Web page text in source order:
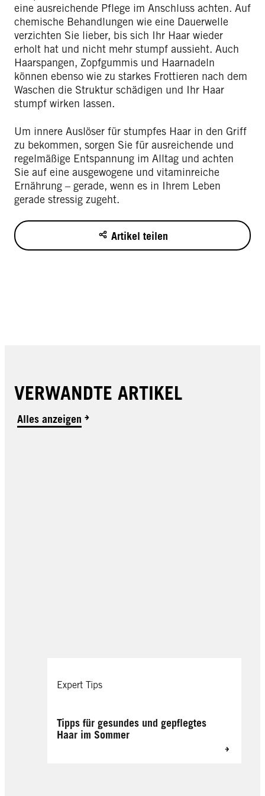
eine ausreichende Pflege im Anschluss achten. Auf
chemische Behandlungen wie eine Dauerwelle
verzichten Sie lieber, bis sich Ihr Haar wieder
erholt hat und nicht mehr stumpf aussieht. Auch
Haarspangen, Zopfgummis und Haarnadeln
können ebenso wie zu starkes Frottieren nach dem
Waschen die Struktur schädigen und Ihr Haar
stumpf wirken lassen.
Um innere Auslöser für stumpfes Haar in den Griff
zu bekommen, sorgen Sie für ausreichende und
regelmäßige Entspannung im Alltag und achten
Sie auf eine ausgewogene und vitaminreiche
Ernährung – gerade, wenn es in Ihrem Leben
gerade stressig zugeht.
Artikel teilen
VERWANDTE ARTIKEL
Alles anzeigen
Expert Tips
Tipps für gesundes und gepflegtes
Haar im Sommer